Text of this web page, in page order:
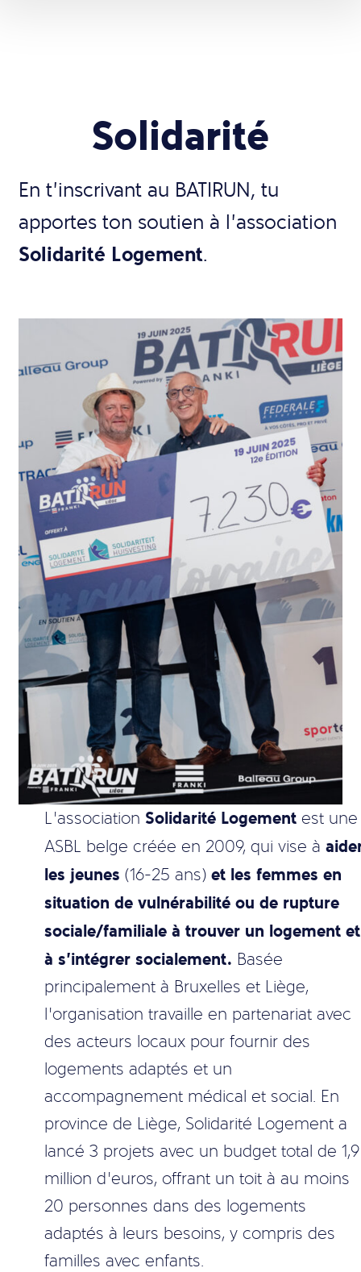
Solidarité
En t’inscrivant au BATIRUN, tu
apportes ton soutien à l’association
Solidarité Logement.
L’association Solidarité Logement est une
ASBL belge créée en 2009, qui vise à
les jeunes (16-25 ans)et les femmes en
situation de vulnérabilité ou de rupture
sociale/familiale à trouver un logement et
à s’intégrer socialement. Basée
principalement à Bruxelles et Liège,
l’organisation travaille en partenariat avec
des acteurs locaux pour fournir des
logements adaptés et un
accompagnement médical et social. En
province de Liège, Solidarité Logement a
lancé 3 projets avec un budget total de 1,9
million d’euros, offrant un toit à au moins
20 personnes dans des logements
adaptés à leurs besoins, y compris des
familles avec enfants.